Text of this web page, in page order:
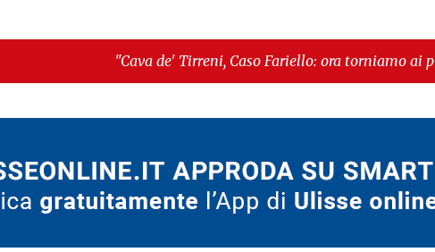
"Cava de' Tirreni, Caso Fariello: ora torniamo ai problemi veri" -
dimentica perché esiste"